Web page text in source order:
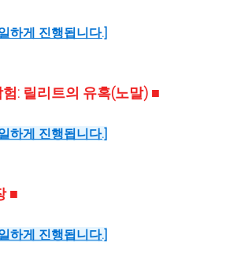
하게 진행됩니다.]
: 릴리트의 유혹(노말) ■
하게 진행됩니다.]
■
하게 진행됩니다.]